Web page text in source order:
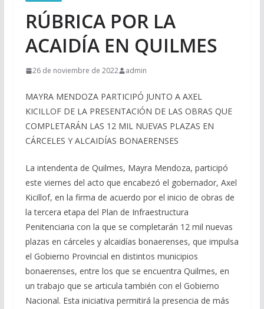
RÚBRICA POR LA
ACAIDÍA EN QUILMES
26 de noviembre de 2022 admin
MAYRA MENDOZA PARTICIPÓ JUNTO A AXEL
KICILLOF DE LA PRESENTACIÓN DE LAS OBRAS QUE
COMPLETARÁN LAS 12 MIL NUEVAS PLAZAS EN
CÁRCELES Y ALCAIDÍAS BONAERENSES
La intendenta de Quilmes, Mayra Mendoza, participó
este viernes del acto que encabezó el gobernador, Axel
Kicillof, en la firma de acuerdo por el inicio de obras de
la tercera etapa del Plan de Infraestructura
Penitenciaria con la que se completarán 12 mil nuevas
plazas en cárceles y alcaidías bonaerenses, que impulsa
el Gobierno Provincial en distintos municipios
bonaerenses, entre los que se encuentra Quilmes, en
un trabajo que se articula también con el Gobierno
Nacional. Esta iniciativa permitirá la presencia de más